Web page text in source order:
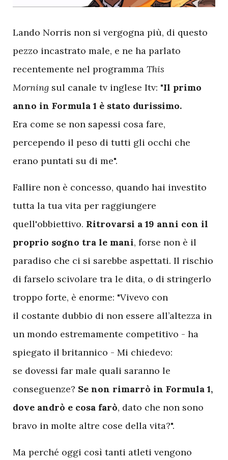
Lando Norris non si vergogna più, di questo
pezzo incastrato male, e ne ha parlato
recentemente nel programma This
Morning sul canale tv inglese Itv: "Il primo
anno in Formula 1 è stato durissimo.
Era come se non sapessi cosa fare,
percependo il peso di tutti gli occhi che
erano puntati su di me".
Fallire non è concesso, quando hai investito
tutta la tua vita per raggiungere
quell'obbiettivo. Ritrovarsi a 19 anni con il
proprio sogno tra le mani, forse non è il
paradiso che ci si sarebbe aspettati. Il rischio
di farselo scivolare tra le dita, o di stringerlo
troppo forte, è enorme: "Vivevo con
il costante dubbio di non essere all’altezza in
un mondo estremamente competitivo - ha
spiegato il britannico - Mi chiedevo:
se dovessi far male quali saranno le
conseguenze? Se non rimarrò in Formula 1,
dove andrò e cosa farò, dato che non sono
bravo in molte altre cose della vita?".
Ma perché oggi così tanti atleti vengono